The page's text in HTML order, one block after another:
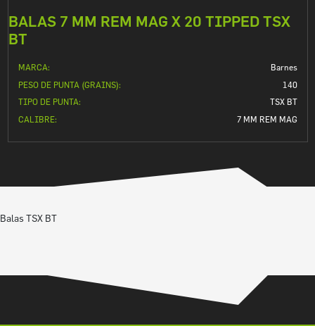
BALAS 7 MM REM MAG X 20 TIPPED TSX
BT
MARCA:
Barnes
PESO DE PUNTA (GRAINS):
140
TIPO DE PUNTA:
TSX BT
CALIBRE:
7 MM REM MAG
Balas TSX BT